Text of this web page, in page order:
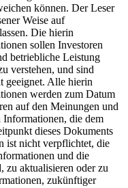
können. Der Leser
Weise auf
Die hierin
sollen Investoren
betriebliche Leistung
verstehen, und sind
geeignet. Alle hierin
werden zum Datum
auf den Meinungen und
Informationen, die dem
dieses Dokuments
ist nicht verpflichtet, die
und die
zu aktualisieren oder zu
zukünftiger